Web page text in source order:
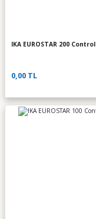
IKA EUROSTAR 200 Control
0,00 TL